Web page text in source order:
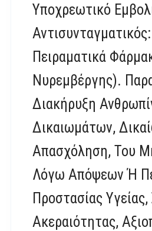
Υποχρεωτικό
Αντισυνταγματικός:
Πειραματικά
Νυρεμβέργης).
Διακήρυξη
Δικαιωμάτων,
Απασχόληση, Του
Λόγω Απόψεων Ή
Προστασίας
Ακεραιότητας,